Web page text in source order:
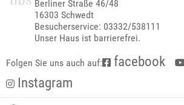
Berliner Straße 46/48
16303 Schwedt
Besucherservice: 03332/538111
Unser Haus ist barrierefrei.
Folgen Sie uns auch auf: facebook
Instagram